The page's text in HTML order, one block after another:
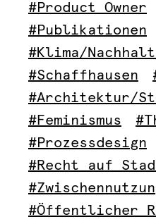
#Product Owner
#Publikationen
#Klima/
#Schaffhausen
#Architektur/
#Feminismus
#Prozessdesign
#Recht auf
#Öffentlicher